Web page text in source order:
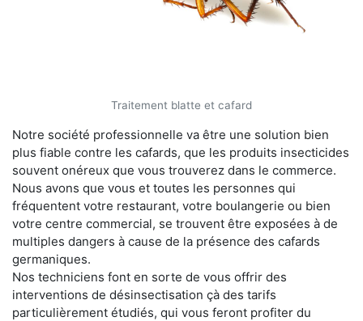
Traitement blatte et cafard
Notre société professionnelle va être une solution bien
plus fiable contre les cafards, que les produits insecticides
souvent onéreux que vous trouverez dans le commerce.
Nous avons que vous et toutes les personnes qui
fréquentent votre restaurant, votre boulangerie ou bien
votre centre commercial, se trouvent être exposées à de
multiples dangers à cause de la présence des cafards
germaniques.
Nos techniciens font en sorte de vous offrir des
interventions de désinsectisation çà des tarifs
particulièrement étudiés, qui vous feront profiter du